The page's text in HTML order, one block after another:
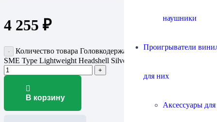
наушники
Проигрыватели
для них
Аксессуары
4 255 ₽
Количество товара Головкодержатель (шелл) Tonar 3196
SME Type Lightweight Headshell Silver
В корзину